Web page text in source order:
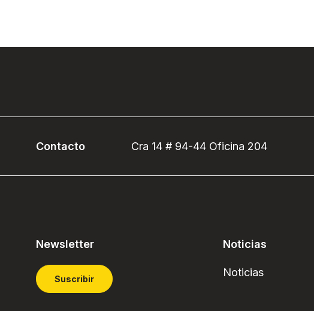
Contacto Cra 14 # 94-44 Oficina 204
Newsletter
Suscribir
Noticias
Noticias